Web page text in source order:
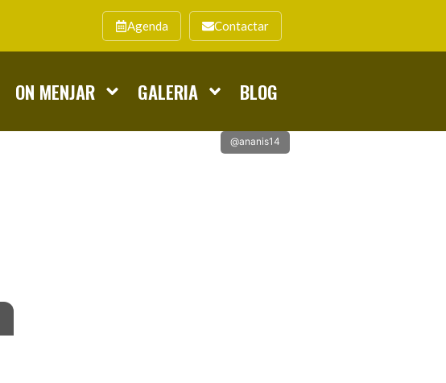
Agenda Contactar
ON MENJAR GALERIA BLOG
@ananis14